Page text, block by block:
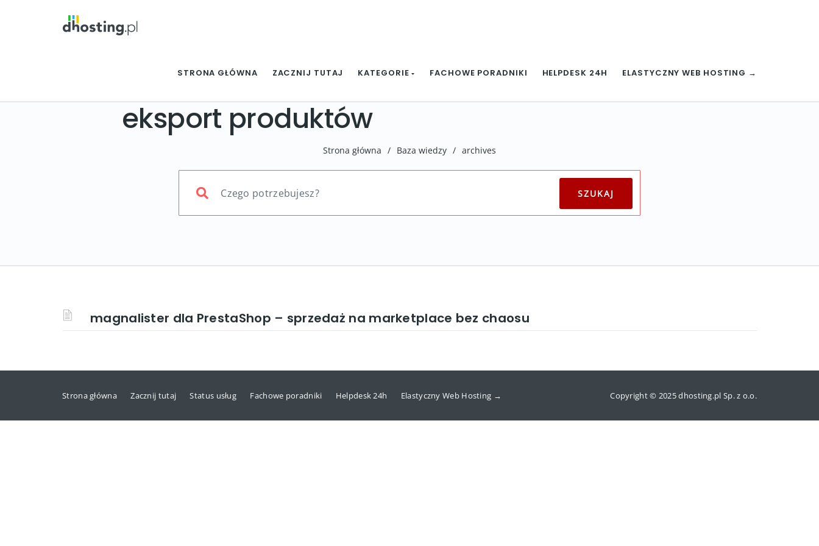
STRONA GŁÓWNA ZACZNIJ TUTAJ KATEGORIE FACHOWE PORADNIKI HELPDESK 24H ELASTYCZNY WEB HOSTING →
eksport produktów
Strona główna / Baza wiedzy / archives
magnalister dla PrestaShop – sprzedaż na marketplace bez chaosu
Strona główna Zacznij tutaj Status usług Fachowe poradniki Helpdesk 24h Elastyczny Web Hosting → Copyright © 2025 dhosting.pl Sp. z o.o.